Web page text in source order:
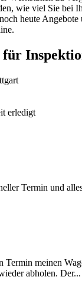
wie viel Sie bei
heute Angebote
für
erledigt
Termin und
Termin meinen
abholen. Der...